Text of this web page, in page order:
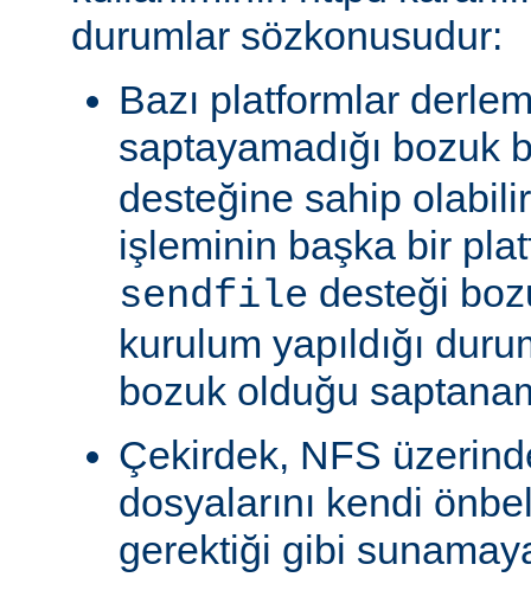
durumlar sözkonusudur:
Bazı platformlar
saptayamadığı bozuk
desteğine sahip
işleminin başka bir
sendfile desteği
kurulum yapıldığı
bozuk olduğu
Çekirdek, NFS
dosyalarını kendi
gerektiği gibi